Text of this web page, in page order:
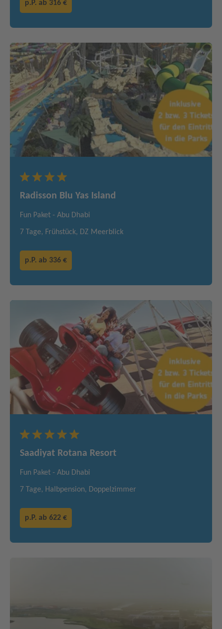
p.P. ab 316 €
Radisson Blu Yas Island
Fun Paket - Abu Dhabi
7 Tage, Frühstück, DZ Meerblick
p.P. ab 336 €
Saadiyat Rotana Resort
Fun Paket - Abu Dhabi
7 Tage, Halbpension, Doppelzimmer
p.P. ab 622 €